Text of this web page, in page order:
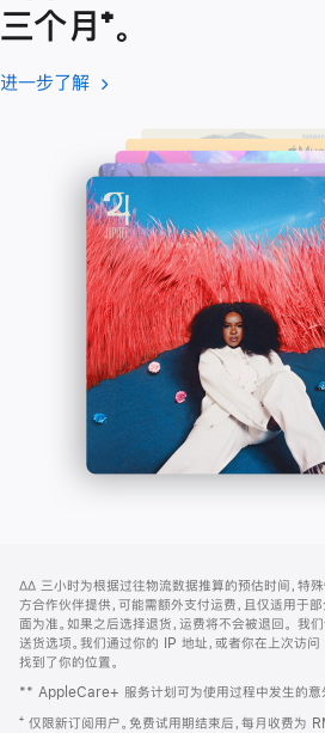
三个月脚
注
⁺。
进一步了解 进
了
解
-
Apple
Music
(在
口
中
打
开)
页
页
脚
注
∆∆ 三小时为根据过往物流数据推算的预估时间，特
方合作伙伴提供，可能需额外支付运费，且仅适用于
面为准。如果之后选择退货，运费将不会被退回。 我
送货选项。我们通过你的 IP 地址，或者你在上次访
找到了你的位置。
** AppleCare+ 服务计划可为使用过程中发生的意
⁺ 仅限新订阅用户。免费试用期结束后，每月收费为